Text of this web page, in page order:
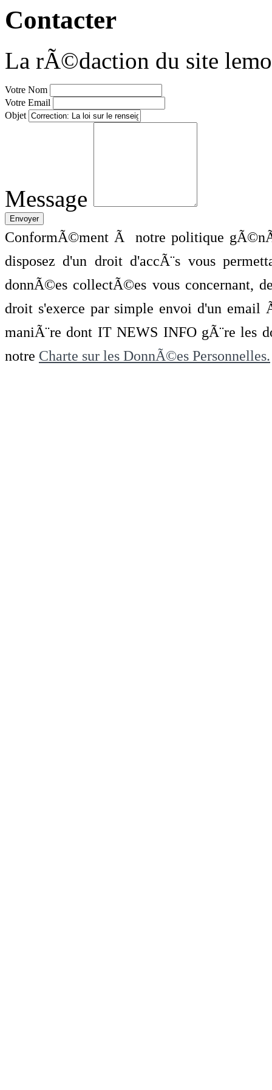
Contacter
La rÃ©daction du site
Votre Nom
Votre Email
Objet
Message
ConformÃ©ment Ã notre politique
disposez d'un droit d'accÃ¨s vous
donnÃ©es collectÃ©es vous concernant,
droit s'exerce par simple envoi d'un
maniÃ¨re dont IT NEWS INFO gÃ¨re les
notre Charte sur les DonnÃ©es Personnelles.